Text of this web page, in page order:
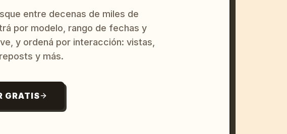
entre decenas de miles de
por modelo, rango de fechas y
y ordená por interacción: vistas,
y más.
GRATIS